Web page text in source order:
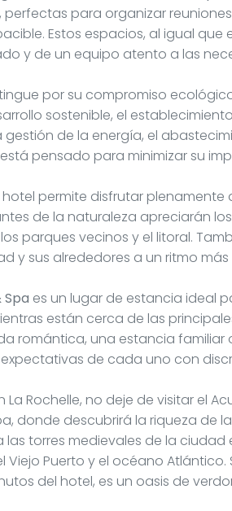
para organizar
Estos espacios, al igual que
y de un equipo atento a las
por su compromiso
sostenible, el
gestión de la energía, el
pensado para minimizar su
hotel permite disfrutar plenamente
de la naturaleza apreciarán
parques vecinos y el litoral.
y sus alrededores a un ritmo
es un lugar de estancia ideal
están cerca de las
romántica, una estancia familiar
de cada uno con
La Rochelle, no deje de visitar el
donde descubrirá la riqueza de
las torres medievales de la
Viejo Puerto y el océano Atlántico.
del hotel, es un oasis de